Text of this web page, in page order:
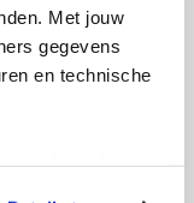
Met jouw
gegevens
en technische